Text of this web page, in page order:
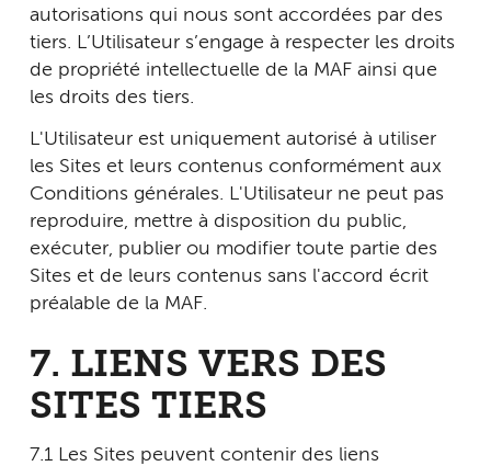
autorisations qui nous sont accordées par des
tiers. L’Utilisateur s’engage à respecter les droits
de propriété intellectuelle de la MAF ainsi que
les droits des tiers.
L'Utilisateur est uniquement autorisé à utiliser
les Sites et leurs contenus conformément aux
Conditions générales. L'Utilisateur ne peut pas
reproduire, mettre à disposition du public,
exécuter, publier ou modifier toute partie des
Sites et de leurs contenus sans l'accord écrit
préalable de la MAF.
7. LIENS VERS DES
SITES TIERS
7.1 Les Sites peuvent contenir des liens